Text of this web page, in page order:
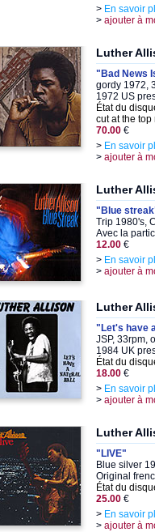
> En savoir
> ajouter à
Luther
"Bad News
gordy 1972,
1972 US
État du
cut at the top
70.00 €
> En savoir
> ajouter à
Luther
"Blue
Trip 1980's,
Avec la
12.00 €
> En savoir
> ajouter à
Luther
"Let's have
JSP, 33rpm,
1984 UK
État du
18.00 €
> En savoir
> ajouter à
Luther
"LIVE"
Blue silver
Original
État du
25.00 €
> En savoir
> ajouter à